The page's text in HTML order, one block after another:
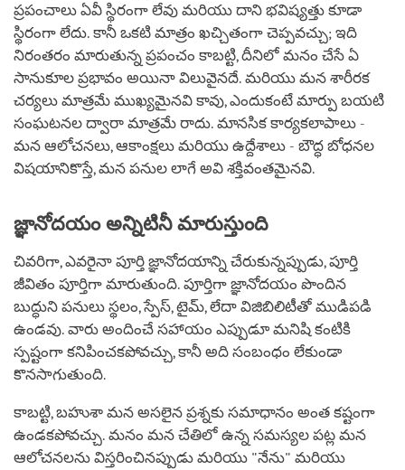
ప్రపంచాలు ఏవీ స్థిరంగా లేవు మరియు దాని భవిష్యత్తు కూడా
స్థిరంగా లేదు. కానీ ఒకటి మాత్రం ఖచ్చితంగా చెప్పవచ్చు; ఇది
నిరంతరం మారుతున్న ప్రపంచం కాబట్టి, దీనిలో మనం చేసే ఏ
సానుకూల ప్రభావం అయినా విలువైనదే. మరియు మన శారీరక
చర్యలు మాత్రమే ముఖ్యమైనవి కావు, ఎందుకంటే మార్పు బయటి
సంఘటనల ద్వారా మాత్రమే రాదు. మానసిక కార్యకలాపాలు -
మన ఆలోచనలు, ఆకాంక్షలు మరియు ఉద్దేశాలు - బౌద్ధ బోధనల
విషయానికొస్తే, మన పనుల లాగే అవి శక్తివంతమైనవి.
జ్ఞానోదయం అన్నిటినీ మారుస్తుంది
చివరిగా, ఎవరైనా పూర్తి జ్ఞానోదయాన్ని చేరుకున్నప్పుడు, పూర్తి
జీవితం పూర్తిగా మారుతుంది. పూర్తిగా జ్ఞానోదయం పొందిన
బుద్ధుని పనులు స్థలం, స్పేస్, టైమ్, లేదా విజిబిలిటీతో ముడిపడి
ఉండవు. వారు అందించే సహాయం ఎప్పుడూ మనిషి కంటికి
స్పష్టంగా కనిపించకపోవచ్చు, కానీ అది సంబంధం లేకుండా
కొనసాగుతుంది.
కాబట్టి, బహుశా మన అసలైన ప్రశ్నకు సమాధానం అంత కష్టంగా
ఉండకపోవచ్చు. మనం మన చేతిలో ఉన్న సమస్యల పట్ల మన
ఆలోచనలను విస్తరించినప్పుడు మరియు "నేను" మరియు